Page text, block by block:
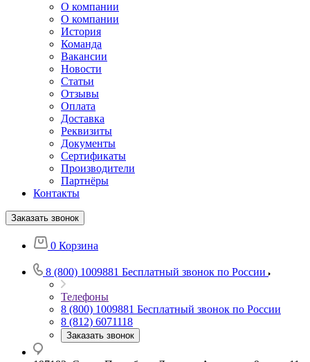
О компании
О компании
История
Команда
Вакансии
Новости
Статьи
Отзывы
Оплата
Доставка
Реквизиты
Документы
Сертификаты
Производители
Партнёры
Контакты
Заказать звонок
0 Корзина
8 (800) 1009881 Бесплатный звонок по России
Телефоны
8 (800) 1009881 Бесплатный звонок по России
8 (812) 6071118
Заказать звонок